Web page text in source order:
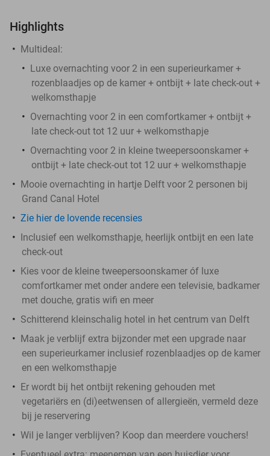
Highlights
Multideal:
Luxe overnachting voor 2 in een superieurkamer +
rozenblaadjes op de kamer + ontbijt + late check-out +
welkomsthapje
Overnachting voor 2 in een comfortkamer + ontbijt +
late check-out tot 12 uur + welkomsthapje
Overnachting voor 2 in kleine tweepersoonskamer +
ontbijt + late check-out tot 12 uur + welkomsthapje
Mooie overnachting in hartje Delft voor 2 personen bij
Grand Canal Hotel
Zie hier de lovende recensies
Inclusief een welkomsthapje, heerlijk ontbijt en een late
check-out
Kies voor de kleine tweepersoonskamer óf luxe
comfortkamer met onder andere een televisie, badkamer
met douche, gratis wifi en meer
Schitterend kleinschalig hotel in het centrum van Delft
Maak je verblijf extra bijzonder met een upgrade naar
een superieurkamer inclusief rozenblaadjes op de kamer
en een welkomsthapje
Er wordt bij het ontbijt rekening gehouden met
vegetariërs en (di)eetwensen of allergieën, vermeld deze
bij je reservering
Wil je langer verblijven? Koop dan meerdere vouchers!